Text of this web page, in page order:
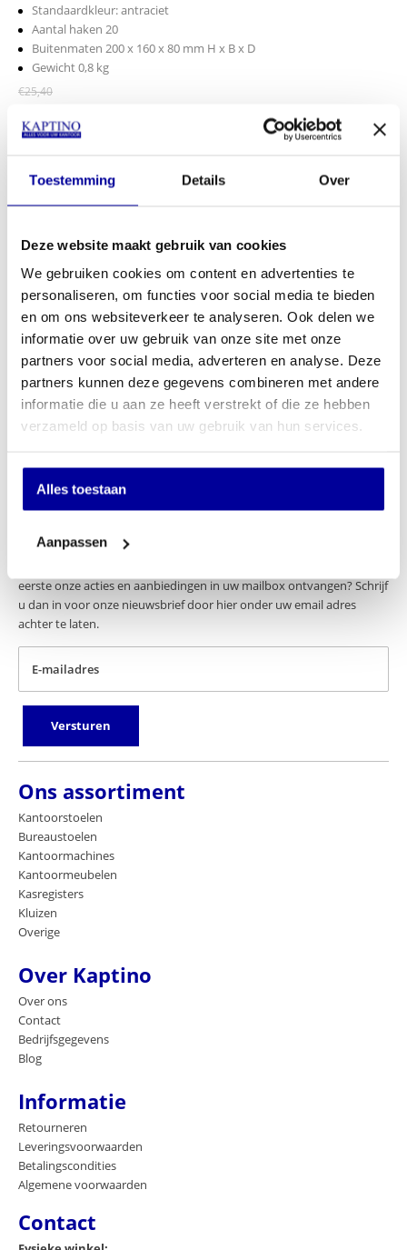
Toestemming Details Over
Deze website maakt gebruik van cookies
We gebruiken cookies om content en advertenties te
personaliseren, om functies voor social media te bieden
en om ons websiteverkeer te analyseren. Ook delen we
informatie over uw gebruik van onze site met onze
partners voor social media, adverteren en analyse. Deze
partners kunnen deze gegevens combineren met andere
informatie die u aan ze heeft verstrekt of die ze hebben
verzameld op basis van uw gebruik van hun services.
Alles toestaan
Aanpassen
Standaardkleur: antraciet
Aantal haken 20
Buitenmaten 200 x 160 x 80 mm H x B x D
Gewicht 0,8 kg
€25,40
EX BTW: €17,85
In mijn winkelwagen
Op verlanglijstje
Specificaties
Gewicht 0,8 kg
Merk Lloyd
Slot Cilindersleutelslot
Schrijf u in voor onze nieuwsbrief
eerste onze acties en aanbiedingen in uw mailbox ontvangen? Schrijf
u dan in voor onze nieuwsbrief door hier onder uw email adres
achter te laten.
E-mailadres
Versturen
Ons assortiment
Kantoorstoelen
Bureaustoelen
Kantoormachines
Kantoormeubelen
Kasregisters
Kluizen
Overige
Over Kaptino
Over ons
Contact
Bedrijfsgegevens
Blog
Informatie
Retourneren
Leveringsvoorwaarden
Betalingscondities
Algemene voorwaarden
Contact